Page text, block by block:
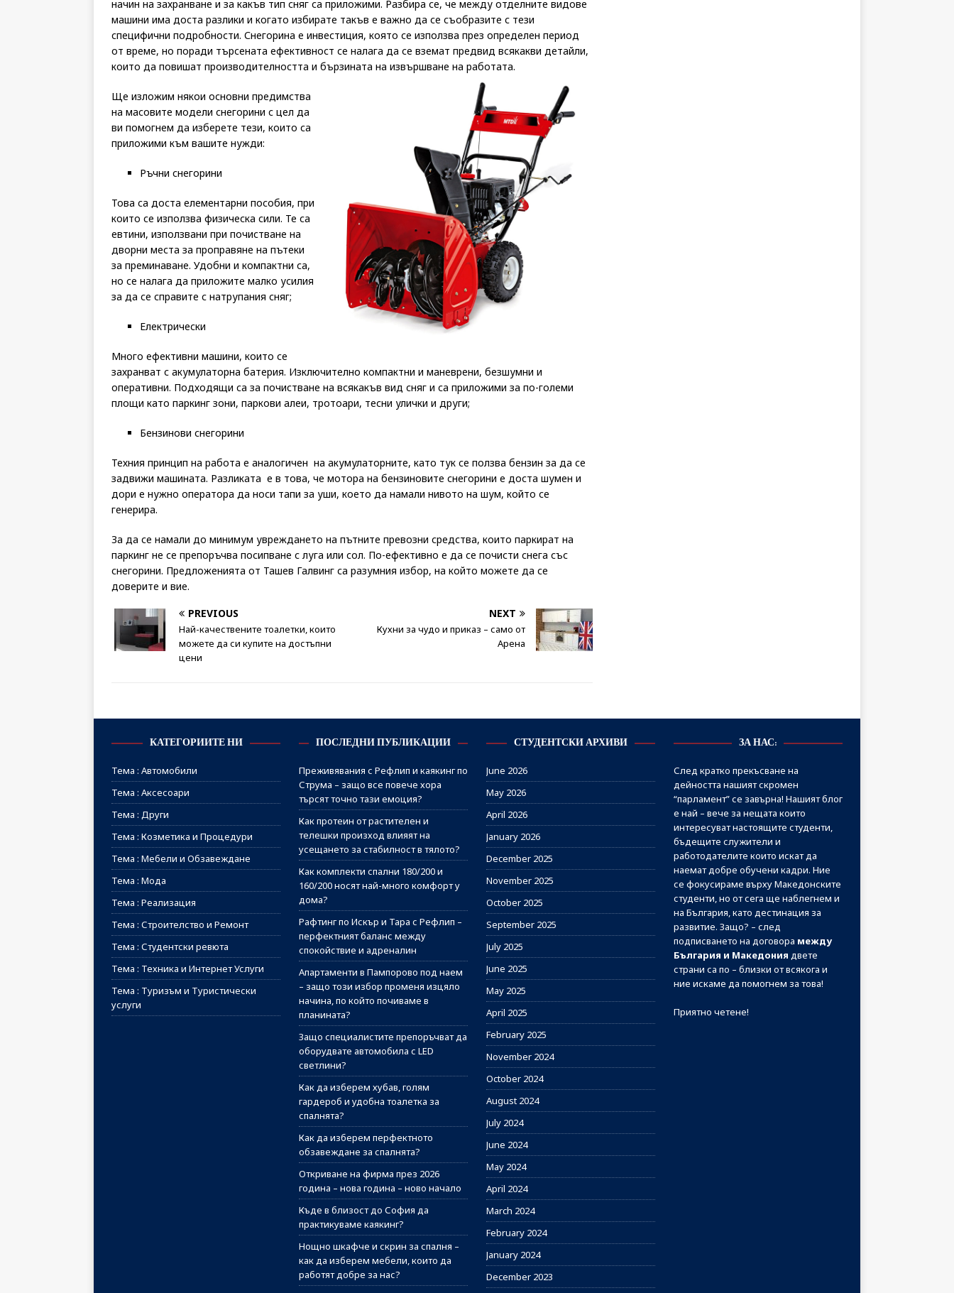
начин на захранване и за какъв тип сняг са приложими. Разбира се, че между отделните видове
машини има доста разлики и когато избирате такъв е важно да се съобразите с тези
специфични подробности. Снегорина е инвестиция, която се използва през определен период
от време, но поради търсената ефективност се налага да се вземат предвид всякакви детайли,
които да повишат производителността и бързината на извършване на работата.
Ще изложим някои основни предимства
на масовите модели снегорини с цел да
ви помогнем да изберете тези, които са
приложими към вашите нужди:
Ръчни снегорини
Това са доста елементарни пособия, при
които се използва физическа сили. Те са
евтини, използвани при почистване на
дворни места за проправяне на пътеки
за преминаване. Удобни и компактни са,
но се налага да приложите малко усилия
за да се справите с натрупания сняг;
Електрически
Много ефективни машини, които се
захранват с акумулаторна батерия. Изключително компактни и маневрени, безшумни и
оперативни. Подходящи са за почистване на всякакъв вид сняг и са приложими за по-големи
площи като паркинг зони, паркови алеи, тротоари, тесни улички и други;
Бензинови снегорини
Техния принцип на работа е аналогичен на акумулаторните, като тук се ползва бензин за да се
задвижи машината. Разликата е в това, че мотора на бензиновите снегорини е доста шумен и
дори е нужно оператора да носи тапи за уши, което да намали нивото на шум, който се
генерира.
За да се намали до минимум увреждането на пътните превозни средства, които паркират на
паркинг не се препоръчва посипване с луга или сол. По-ефективно е да се почисти снега със
снегорини. Предложенията от Ташев Галвинг са разумния избор, на който можете да се
доверите и вие.
PREVIOUS
Най-качествените тоалетки, които
можете да си купите на достъпни
цени
NEXT
Кухни за чудо и приказ – само от
Арена
КАТЕГОРИИТЕ НИ
Тема : Автомобили
Тема : Аксесоари
Тема : Други
Тема : Козметика и Процедури
Тема : Мебели и Обзавеждане
Тема : Мода
Тема : Реализация
Тема : Строителство и Ремонт
Тема : Студентски ревюта
Тема : Техника и Интернет Услуги
Тема : Туризъм и Туристически
услуги
ПОСЛЕДНИ ПУБЛИКАЦИИ
Преживявания с Рефлип и каякинг по
Струма – защо все повече хора
търсят точно тази емоция?
Как протеин от растителен и
телешки произход влияят на
усещането за стабилност в тялото?
Как комплекти спални 180/200 и
160/200 носят най-много комфорт у
дома?
Рафтинг по Искър и Тара с Рефлип –
перфектният баланс между
спокойствие и адреналин
Апартаменти в Пампорово под наем
– защо този избор променя изцяло
начина, по който почиваме в
планината?
Защо специалистите препоръчват да
оборудвате автомобила с LED
светлини?
Как да изберем хубав, голям
гардероб и удобна тоалетка за
спалнята?
Как да изберем перфектното
обзавеждане за спалнята?
Откриване на фирма през 2026
година – нова година – ново начало
Къде в близост до София да
практикуваме каякинг?
Нощно шкафче и скрин за спалня –
как да изберем мебели, които да
работят добре за нас?
СТУДЕНТСКИ АРХИВИ
June 2026
May 2026
April 2026
January 2026
December 2025
November 2025
October 2025
September 2025
July 2025
June 2025
May 2025
April 2025
February 2025
November 2024
October 2024
August 2024
July 2024
June 2024
May 2024
April 2024
March 2024
February 2024
January 2024
December 2023
ЗА НАС:
След кратко прекъсване на
дейността нашият скромен
“парламент” се завърна! Нашият блог
е най – вече за нещата които
интересуват настоящите студенти,
бъдещите служители и
работодателите които искат да
наемат добре обучени кадри. Ние
се фокусираме върху Македонските
студенти, но от сега ще наблегнем и
на България, като дестинация за
развитие. Защо? – след
подписването на договора между
България и Македония двете
страни са по – близки от всякога и
ние искаме да помогнем за това!
Приятно четене!